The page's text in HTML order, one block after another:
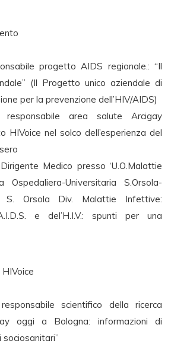
progetto AIDS regionale.: “Il
(Il Progetto unico aziendale di
per la prevenzione dell’HIV/AIDS)
area salute Arcigay
HIVoice nel solco dell’esperienza del
Medico presso ‘U.O.Malattie
Ospedaliera-Universitaria S.Orsola-
S. Orsola Div. Malattie Infettive:
e del’H.I.V.: spunti per una
scientifico della ricerca
oggi a Bologna: informazioni di